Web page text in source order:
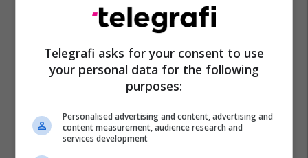
Telegrafi asks for your consent to use
your personal data for the following
purposes:
Personalised advertising and content, advertising and
content measurement, audience research and
services development